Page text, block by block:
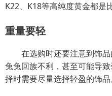
K22、K18等高纯度黄金都是
重量要轻
在选购时还要注意到饰
兔兔回族不利，甚至可能导
择时需要尽量选择轻盈的饰品